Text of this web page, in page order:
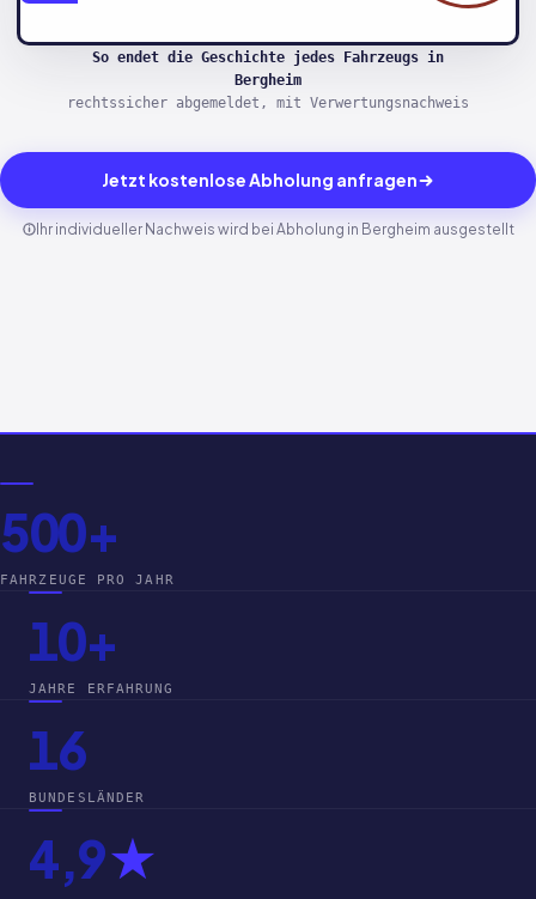
So endet die Geschichte jedes Fahrzeugs in
Bergheim
rechtssicher abgemeldet, mit Verwertungsnachweis
Jetzt kostenlose Abholung anfragen
Ihr individueller Nachweis wird bei Abholung in Bergheim ausgestellt
500+
FAHRZEUGE PRO JAHR
10+
JAHRE ERFAHRUNG
16
BUNDESLÄNDER
4,9★